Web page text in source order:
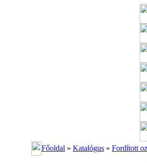
Főoldal » Katalógus » Fordított